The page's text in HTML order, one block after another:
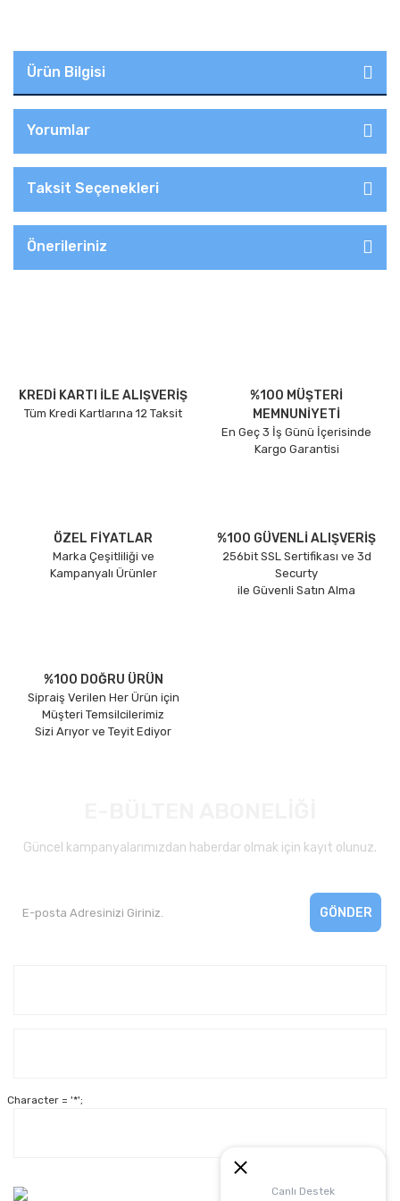
Canlı Destek
Ürün Bilgisi
Yorumlar
Taksit Seçenekleri
Önerileriniz
KREDİ KARTI İLE ALIŞVERİŞ
Tüm Kredi Kartlarına 12 Taksit
%100 MÜŞTERİ
MEMNUNİYETİ
En Geç 3 İş Günü İçerisinde
Kargo Garantisi
ÖZEL FİYATLAR
Marka Çeşitliliği ve
Kampanyalı Ürünler
%100 GÜVENLİ ALIŞVERİŞ
256bit SSL Sertifikası ve 3d
Securty
ile Güvenli Satın Alma
%100 DOĞRU ÜRÜN
Sipraiş Verilen Her Ürün için
Müşteri Temsilcilerimiz
Sizi Arıyor ve Teyit Ediyor
Güncel kampanyalarımızdan haberdar olmak için kayıt olunuz.
GÖNDER
Character = '*';